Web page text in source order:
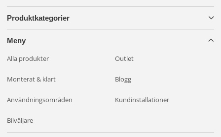
Produktkategorier
Meny
Alla produkter Outlet
Monterat & klart Blogg
Användningsområden Kundinstallationer
Bilväljare